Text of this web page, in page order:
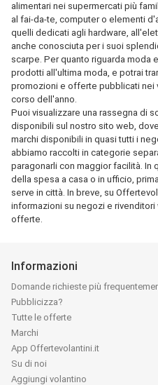
alimentari nei supermercati più
al fai-da-te, computer o elementi
quelli dedicati agli hardware,
anche conosciuta per i suoi
scarpe. Per quanto riguarda moda
prodotti all'ultima moda, e potrai
promozioni e offerte pubblicati nei
corso dell'anno.
Puoi visualizzare una rassegna di
disponibili sul nostro sito web,
marchi disponibili in quasi tutti i
abbiamo raccolti in categorie
paragonarli con maggior facilità. In
della spesa a casa o in ufficio,
serve in città. In breve, su
informazioni su negozi e
offerte.
Informazioni
Domande richieste più
Pubblicizza?
Tutte le offerte
Marchi
App Offertevolantini.it
Su di noi
Aggiungi volantino